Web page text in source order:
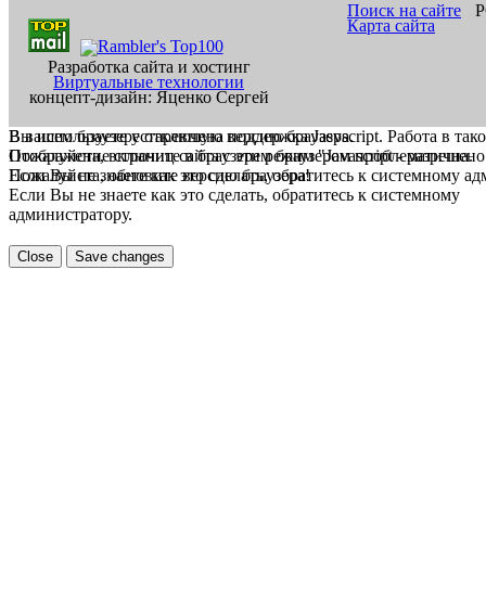
Разработка сайта и хостинг
Виртуальные технологии
концепт-дизайн: Яценко Сергей
Поиск на сайте
Карта сайта
В вашем браузере отключена поддержка Jasvscript. Работа в
Пожалуйста, включите в браузере режим "Javascript -
Если Вы не знаете как это сделать, обратитесь к системному
Вы используете устаревшую версию браузера.
Отображение страниц сайта с этим браузером проблематична.
Пожалуйста, обновите версию браузера!
Если Вы не знаете как это сделать, обратитесь к системному
администратору.
Close Save changes